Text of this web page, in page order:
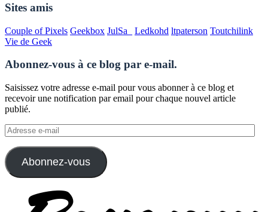
Sites amis
Couple of Pixels Geekbox JulSa_ Ledkohd ltpaterson Toutchilink
Vie de Geek
Abonnez-vous à ce blog par e-mail.
Saisissez votre adresse e-mail pour vous abonner à ce blog et
recevoir une notification par email pour chaque nouvel article
publié.
Adresse
e-
mail
Abonnez-vous